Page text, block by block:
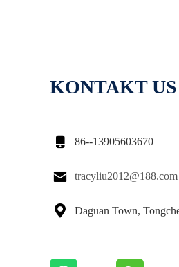
KONTAKT
 86--13905603670
 tracyliu2012@188.com
 Daguan Town,